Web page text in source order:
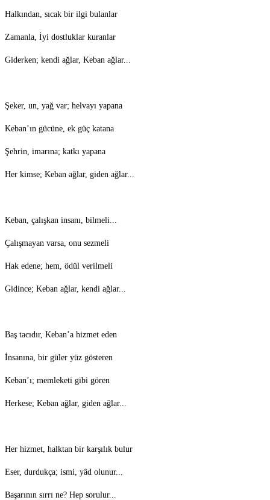
Halkından, sıcak bir ilgi bulanlar
Zamanla, İyi dostluklar kuranlar
Giderken; kendi ağlar, Keban ağlar...
Şeker, un, yağ var; helvayı yapana
Keban’ın gücüne, ek güç katana
Şehrin, imarına; katkı yapana
Her kimse; Keban ağlar, giden ağlar...
Keban, çalışkan insanı, bilmeli...
Çalışmayan varsa, onu sezmeli
Hak edene; hem, ödül verilmeli
Gidince; Keban ağlar, kendi ağlar...
Baş tacıdır, Keban’a hizmet eden
İnsanına, bir güler yüz gösteren
Keban’ı; memleketi gibi gören
Herkese; Keban ağlar, giden ağlar...
Her hizmet, halktan bir karşılık bulur
Eser, durdukça; ismi, yâd olunur...
Başarının sırrı ne? Hep sorulur...